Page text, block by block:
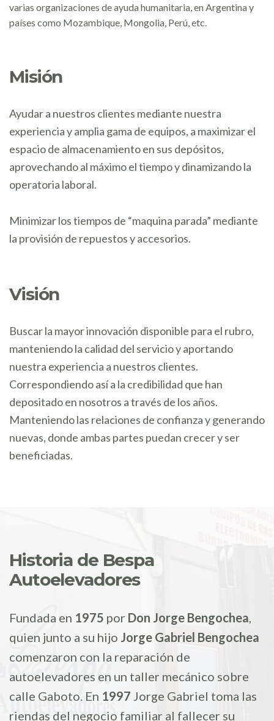
varias organizaciones de ayuda humanitaria, en Argentina y
países como Mozambique, Mongolia, Perú, etc.
Misión
Ayudar a nuestros clientes mediante nuestra
experiencia y amplia gama de equipos, a maximizar el
espacio de almacenamiento en sus depósitos,
aprovechando al máximo el tiempo y dinamizando la
operatoria laboral.
Minimizar los tiempos de “maquina parada” mediante
la provisión de repuestos y accesorios.
Visión
Buscar la mayor innovación disponible para el rubro,
manteniendo la calidad del servicio y aportando
nuestra experiencia a nuestros clientes.
Correspondiendo así a la credibilidad que han
depositado en nosotros a través de los años.
Manteniendo las relaciones de confianza y generando
nuevas, donde ambas partes puedan crecer y ser
beneficiadas.
Historia de Bespa
Autoelevadores
Fundada en 1975 por Don Jorge Bengochea,
quien junto a su hijo Jorge Gabriel Bengochea
comenzaron con la reparación de
autoelevadores en un taller mecánico sobre
calle Gaboto. En 1997 Jorge Gabriel toma las
riendas del negocio familiar al fallecer su